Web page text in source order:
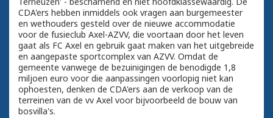
CDA'ers hebben inmiddels ook vragen aan burgemeester
en wethouders gesteld over de nieuwe accommodatie
voor de fusieclub Axel-AZVV, die voortaan door het leven
gaat als FC Axel en gebruik gaat maken van het uitgebreide
en aangepaste sportcomplex van AZVV. Omdat de
gemeente vanwege de bezuinigingen de benodigde 1,8
miljoen euro voor die aanpassingen voorlopig niet kan
ophoesten, denken de CDA'ers aan de verkoop van de
terreinen van de vv Axel voor bijvoorbeeld de bouw van
bosvilla's.